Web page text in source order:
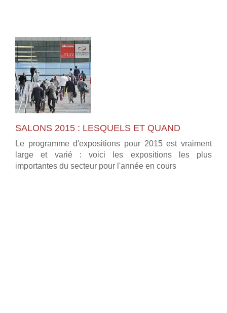
SALONS 2015 : LESQUELS ET QUAND
Le programme d'expositions pour 2015 est vraiment
large et varié : voici les expositions les plus
importantes du secteur pour l'année en cours